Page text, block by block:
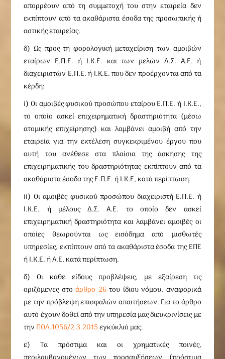
απορρέουν από τη συμμετοχή του στην εταιρεία δεν
εκπίπτουν από τα ακαθάριστα έσοδα της προσωπικής ή
αστικής εταιρείας.
δ) Ως προς τη φορολογική μεταχείριση των αμοιβών
εταίρων Ε.Π.Ε. ή Ι.Κ.Ε. και των μελών Δ.Σ. Α.Ε. ή
διαχειριστών Ε.Π.Ε. ή Ι.Κ.Ε. που δεν προέρχονται από τα
κέρδη:
i) Οι αμοιβές φυσικού προσώπου εταίρου Ε.Π.Ε. ή Ι.Κ.Ε.,
το οποίο ασκεί επιχειρηματική δραστηριότητα (μέσω
ατομικής επιχείρησης) και λαμβάνει αμοιβή από την
εταιρεία για την εκτέλεση συγκεκριμένου έργου που
αυτή του ανέθεσε στα πλαίσια της άσκησης της
επιχειρηματικής του δραστηριότητας εκπίπτουν από τα
ακαθάριστα έσοδα της Ε.Π.Ε. ή Ι.Κ.Ε, κατά περίπτωση.
ii) Οι αμοιβές φυσικού προσώπου διαχειριστή Ε.Π.Ε. ή
Ι.Κ.Ε. ή μέλους Δ.Σ. Α.Ε. το οποίο δεν ασκεί
επιχειρηματική δραστηριότητα και λαμβάνει αμοιβές οι
οποίες θεωρούνται ως εισόδημα από μισθωτές
υπηρεσίες, εκπίπτουν από τα ακαθάριστα έσοδα της ΕΠΕ
ή Ι.Κ.Ε. ή Α.Ε, κατά περίπτωση.
δ) Οι κάθε είδους προβλέψεις, με εξαίρεση τις
οριζόμενες στοάρθρο 26του ίδιου νόμου, αναφορικά
με την πρόβλεψη επισφαλών απαιτήσεων. Για το άρθρο
αυτό έχουν δοθεί από την υπηρεσία μας διευκρινίσεις με
την ΠΟΛ.1056/2.3.2015εγκύκλιό μας.
ε) Τα πρόστιμα και οι χρηματικές ποινές,